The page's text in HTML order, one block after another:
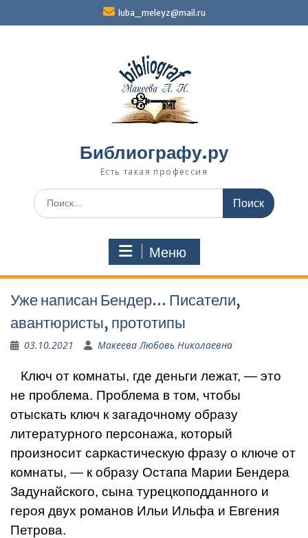
luba_meleyz@mail.ru
Библиографу.ру
Есть такая профессия
Поиск
по:
Меню
Уже написан Бендер… Писатели,
авантюристы, прототипы
03.10.2021 Макеева Любовь Николаевна
Ключ от комнаты, где деньги лежат, — это
не проблема. Проблема в том, чтобы
отыскать ключ к загадочному образу
литературного персонажа, который
произносит саркастическую фразу о клю­че от
комнаты, — к образу Остапа Марии Бендера
Задунайского, сына турецкоподданного и
героя двух романов Ильи Иль­фа и Евгения
Петрова.